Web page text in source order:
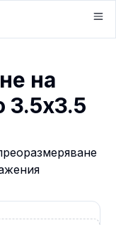
на
3.5x3.5